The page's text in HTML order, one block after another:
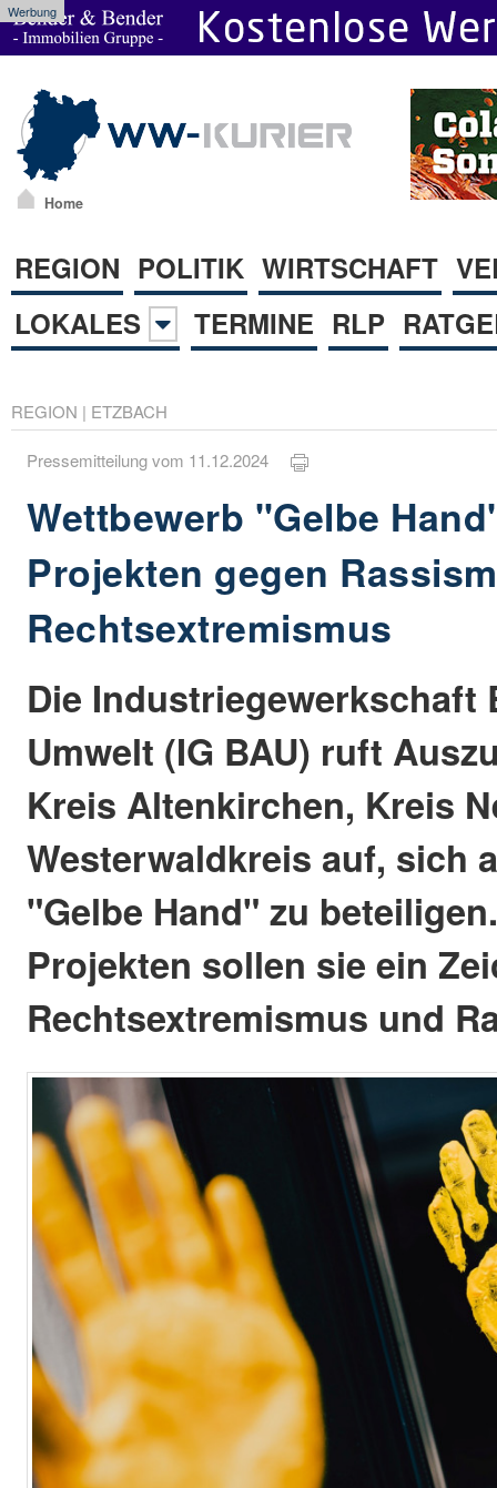
Werbung
Home
REGION POLITIK WIRTSCHAFT
LOKALES
TERMINE RLP
REGION | ETZBACH
Pressemitteilung vom 11.12.2024
Wettbewerb "Gelbe
Projekten gegen
Rechtsextremismus
Die Industriegewerkschaft
Umwelt (IG BAU) ruft
Kreis Altenkirchen, Kreis
Westerwaldkreis auf, sich
"Gelbe Hand" zu
Projekten sollen sie ein
Rechtsextremismus und